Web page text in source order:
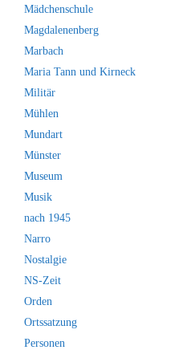
Mädchenschule
Magdalenenberg
Marbach
Maria Tann und Kirneck
Militär
Mühlen
Mundart
Münster
Museum
Musik
nach 1945
Narro
Nostalgie
NS-Zeit
Orden
Ortssatzung
Personen